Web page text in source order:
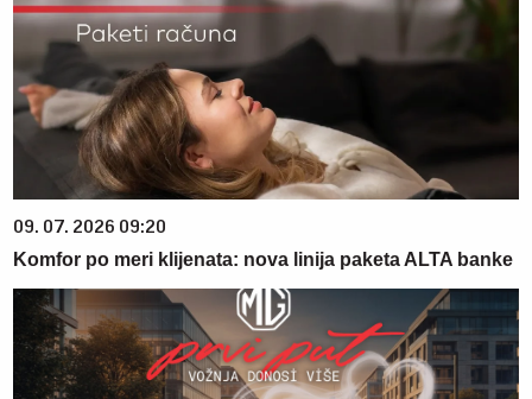
09. 07. 2026 09:20
Komfor po meri klijenata: nova linija paketa ALTA banke